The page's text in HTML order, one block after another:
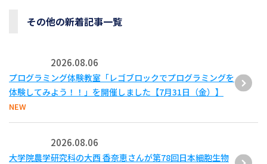
その他の新着記事一覧
2026.08.06
プログラミング体験教室「レゴブロックでプログラミングを
体験してみよう！！」を開催しました【7月31日（金）】
NEW
2026.08.06
大学院農学研究科の大西 香奈恵さんが第78回日本細胞生物